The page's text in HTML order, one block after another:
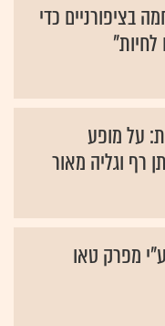
בציפורניים כדי
על מופע
רף וגליה מאור
מפרק טאו